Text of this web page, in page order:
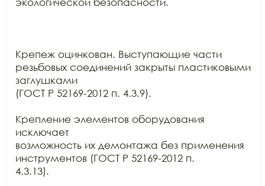
Крепеж оцинкован. Выступающие части
резьбовых соединений закрыты пластиковыми
заглушками
(ГОСТ Р 52169-2012 п. 4.3.9).
Крепление элементов оборудования
исключает
возможность их демонтажа без применения
инструментов (ГОСТ Р 52169-2012 п.
4.3.13).